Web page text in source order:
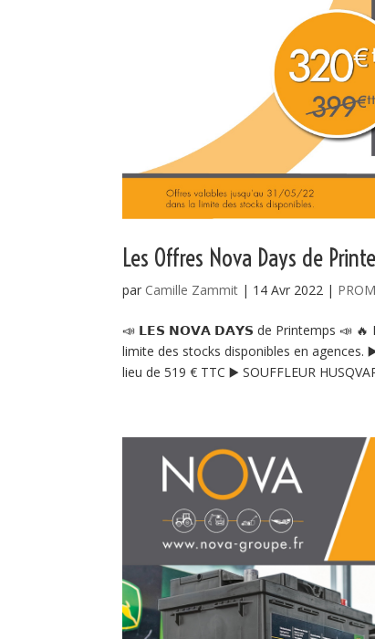
Les Offres Nova Days de
par Camille Zammit | 14 Avr 2022 |
📣 𝗟𝗘𝗦 𝗡𝗢𝗩𝗔 𝗗𝗔𝗬𝗦 de Printemps 📣 🔥
limite des stocks disponibles en agences.
lieu de 519 € TTC ▶️ SOUFFLEUR